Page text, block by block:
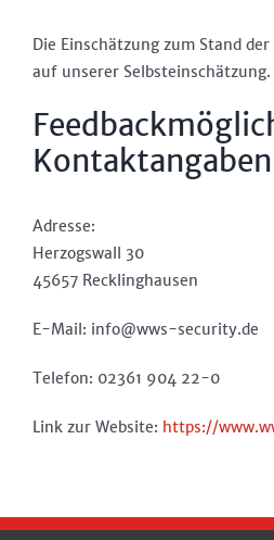
Die Einschätzung zum Stand
auf unserer Selbsteinschätzung.
Kontaktangaben
Adresse:
Herzogswall 30
45657 Recklinghausen
E-Mail: info@wws-security.de
Telefon: 02361 904 22-0
Link zur Website: https://